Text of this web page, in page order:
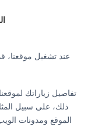
عند تشغيل موقعنا،
تفاصيل زياراتك
ذلك، على سبيل
الموقع ومدونات